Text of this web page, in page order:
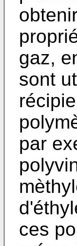
gaz,
sont
par
ces